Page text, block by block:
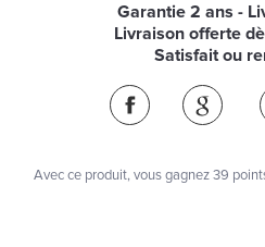
Garantie 2 ans -
Livraison offerte
Satisfait ou
Avec ce produit, vous gagnez39